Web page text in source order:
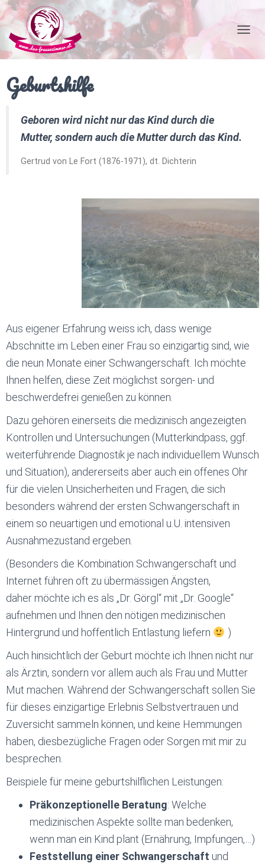
A
V
T
E
N
Geburtshilfe
Geboren wird nicht nur das Kind durch die
Mutter, sondern auch die Mutter durch das Kind.
Gertrud von Le Fort (1876-1971), dt. Dichterin
Aus eigener Erfahrung weiss ich, dass wenige
Abschnitte im Leben einer Frau so einzigartig sind, wie
die neun Monate einer Schwangerschaft. Ich möchte
Ihnen helfen, diese Zeit möglichst sorgen- und
beschwerdefrei genießen zu können.
Dazu gehören einerseits die medizinisch angezeigten
Kontrollen und Untersuchungen (Mutterkindpass, ggf.
weiterführende Diagnostik je nach individuellem Wunsch
und Situation), andererseits aber auch ein offenes Ohr
für die vielen Unsicherheiten und Fragen, die sich
besonders während der ersten Schwangerschaft in
einem so neuartigen und emotional u.U. intensiven
Ausnahmezustand ergeben.
(Besonders die Kombination Schwangerschaft und
Internet führen oft zu übermässigen Ängsten,
daher möchte ich es als „Dr. Görgl“ mit „Dr. Google“
aufnehmen und Ihnen den nötigen medizinischen
Hintergrund und hoffentlich Entlastung liefern
)
Auch hinsichtlich der Geburt möchte ich Ihnen nicht nur
als Ärztin, sondern vor allem auch als Frau und Mutter
Mut machen. Während der Schwangerschaft sollen Sie
für dieses einzigartige Erlebnis Selbstvertrauen und
Zuversicht sammeln können, und keine Hemmungen
haben, diesbezügliche Fragen oder Sorgen mit mir zu
besprechen.
Beispiele für meine geburtshilflichen Leistungen:
Präkonzeptionelle Beratung: Welche
medizinischen Aspekte sollte man bedenken,
wenn man ein Kind plant (Ernährung, Impfungen,…)
Feststellung einer Schwangerschaft und